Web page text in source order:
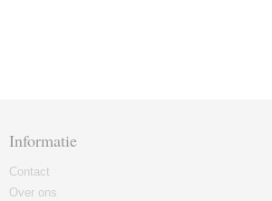
Informatie
Contact
Over ons